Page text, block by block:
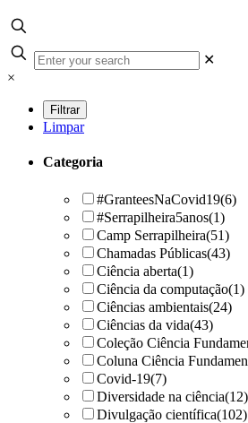
✕
×
Limpar
Categoria
#GranteesNaCovid19(6)
#Serrapilheira5anos(1)
Camp Serrapilheira(51)
Chamadas Públicas(43)
Ciência aberta(1)
Ciência da computação(1)
Ciências ambientais(24)
Ciências da vida(43)
Coleção Ciência
Coluna Ciência
Covid-19(7)
Diversidade na ciência(12)
Divulgação científica(102)